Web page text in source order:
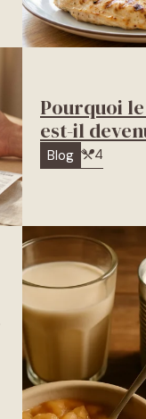
Pourquoi
est-il
Blog 4